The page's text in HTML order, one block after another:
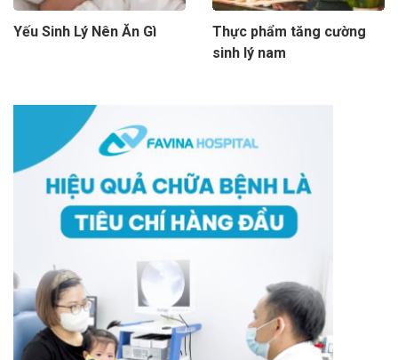
Yếu Sinh Lý Nên Ăn Gì
Thực phẩm tăng cường
sinh lý nam